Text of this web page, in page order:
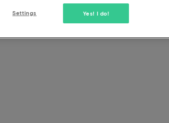
Yes! I do!
Settings